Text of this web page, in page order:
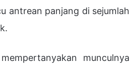
antrean panjang di sejumlah
munculnya